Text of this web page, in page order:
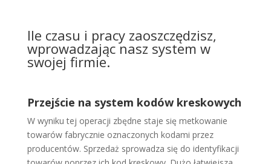
Ile czasu i pracy zaoszczędzisz,
wprowadzając nasz system w
swojej firmie.
Przejście na system kodów kreskowych
W wyniku tej operacji zbędne staje się metkowanie
towarów fabrycznie oznaczonych kodami przez
producentów. Sprzedaż sprowadza się do identyfikacji